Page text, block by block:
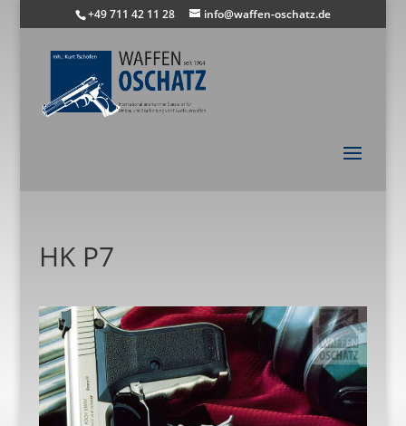
+49 711 42 11 28 info@waffen-oschatz.de
HK P7